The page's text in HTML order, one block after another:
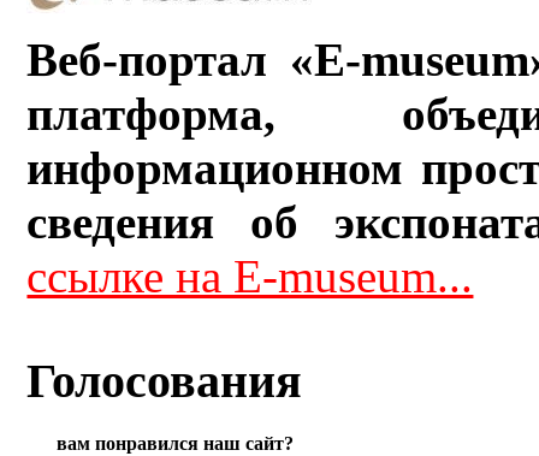
Веб-портал «E-
платформа,
информационном
сведения об
ссылке на E-museum...
Голосования
вам понравился наш сайт?